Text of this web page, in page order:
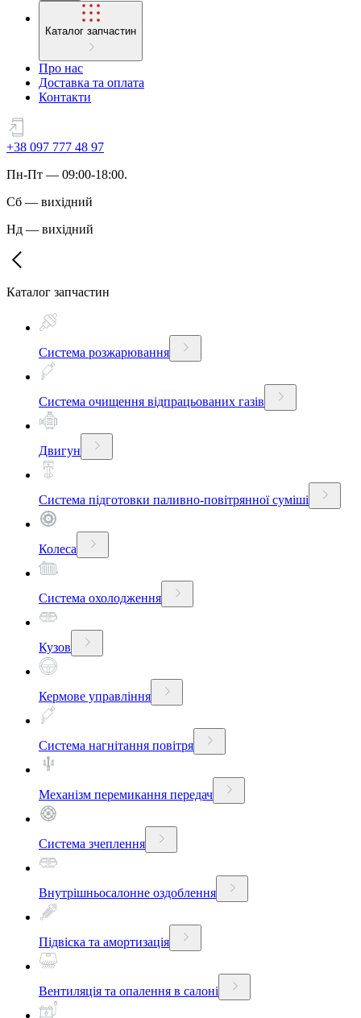
Каталог запчастин
Про нас
Доставка та оплата
Контакти
+38 097 777 48 97
Пн-Пт — 09:00-18:00.
Сб — вихідний
Нд — вихідний
Каталог запчастин
Система розжарювання
Система очищення відпрацьованих газів
Двигун
Система підготовки паливно-повітрянної суміші
Колеса
Система охолодження
Кузов
Кермове управління
Система нагнітання повітря
Механізм перемикання передач
Система зчеплення
Внутрішньосалонне оздоблення
Підвіска та амортизація
Вентиляція та опалення в салоні